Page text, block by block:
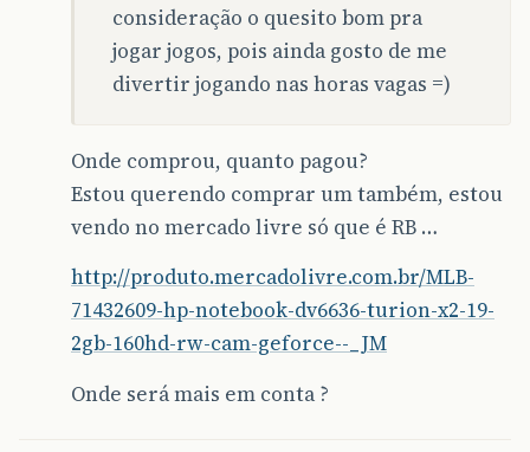
consideração o quesito bom pra
jogar jogos, pois ainda gosto de me
divertir jogando nas horas vagas =)
Onde comprou, quanto pagou?
Estou querendo comprar um também, estou
vendo no mercado livre só que é RB …
http://produto.mercadolivre.com.br/MLB-
71432609-hp-notebook-dv6636-turion-x2-19-
2gb-160hd-rw-cam-geforce--_JM
Onde será mais em conta ?